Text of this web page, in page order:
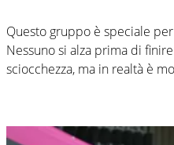
Questo gruppo è speciale
Nessuno si alza prima di
sciocchezza, ma in realtà è